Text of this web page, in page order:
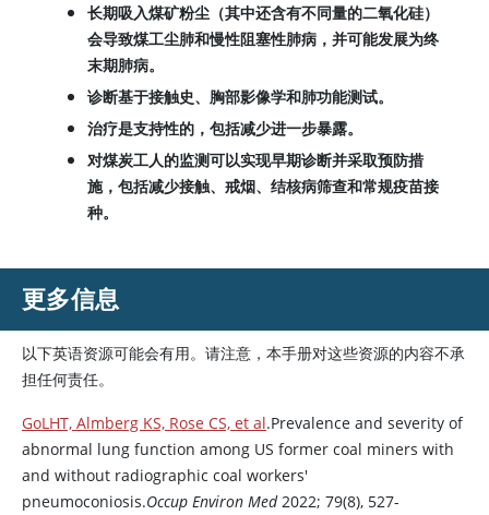
长期吸入煤矿粉尘（其中还含有不同量的二氧化硅）
会导致煤工尘肺和慢性阻塞性肺病，并可能发展为终
末期肺病。
诊断基于接触史、胸部影像学和肺功能测试。
治疗是支持性的，包括减少进一步暴露。
对煤炭工人的监测可以实现早期诊断并采取预防措
施，包括减少接触、戒烟、结核病筛查和常规疫苗接
种。
更多信息
以下英语资源可能会有用。请注意，本手册对这些资源的内容不承
担任何责任。
GoLHT, Almberg KS, Rose CS, et al.Prevalence and severity of
abnormal lung function among US former coal miners with
and without radiographic coal workers'
pneumoconiosis.Occup Environ Med2022; 79(8), 527-